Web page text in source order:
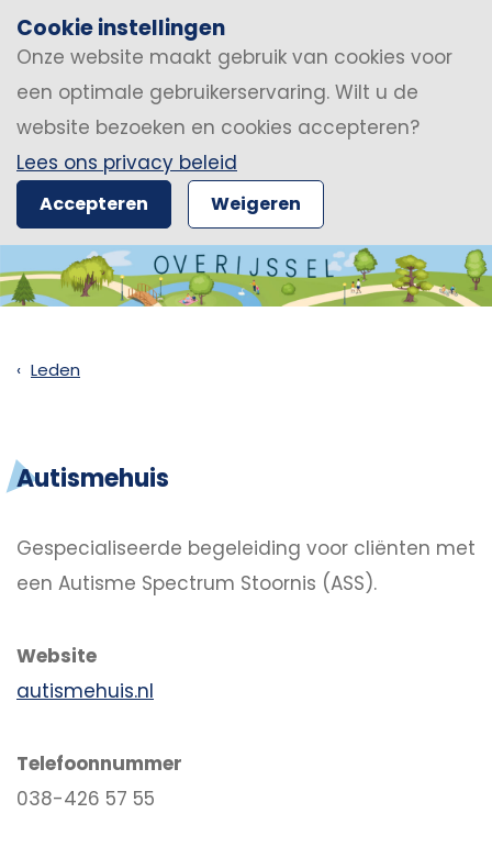
Cookie instellingen
Onze website maakt gebruik van cookies voor
een optimale gebruikerservaring. Wilt u de
website bezoeken en cookies accepteren?
Lees ons privacy beleid
Accepteren Weigeren
Leden
Autismehuis
Gespecialiseerde begeleiding voor cliënten met
een Autisme Spectrum Stoornis (ASS).
Website
autismehuis.nl
Telefoonnummer
038-426 57 55